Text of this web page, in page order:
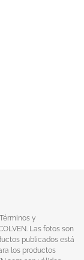
y
Las fotos son
publicados está
los productos